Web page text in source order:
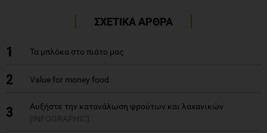
ΣΧΕΤΙΚΑ ΑΡΘΡΑ
1 Τα μπλόκα στο πιάτο μας
2 Value for money food
3
Αυξήστε την κατανάλωση φρούτων και λαχανικών
[INFOGRAPHIC]